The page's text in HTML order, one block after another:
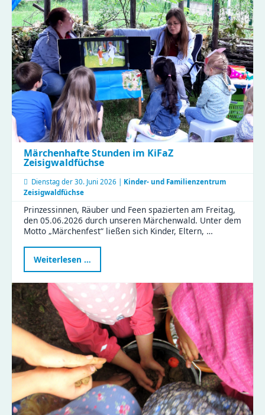
Händen
–
Weiterbildung
mit
Sonne,
Regen
und
vielen
Perspektiven
Märchenhafte Stunden im KiFaZ
Zeisigwaldfüchse
Dienstag der 30. Juni 2026 | Kinder- und Familienzentrum
Zeisigwaldfüchse
Prinzessinnen, Räuber und Feen spazierten am Freitag,
den 05.06.2026 durch unseren Märchenwald. Unter dem
Motto „Märchenfest“ ließen sich Kinder, Eltern, …
Weiterlesen …
Stunden
im
Zeisigwaldfüchse